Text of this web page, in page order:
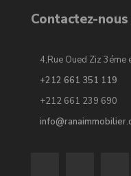
Contactez-nous
4,Rue Oued Ziz
+212 661 351 119
+212 661 239 690